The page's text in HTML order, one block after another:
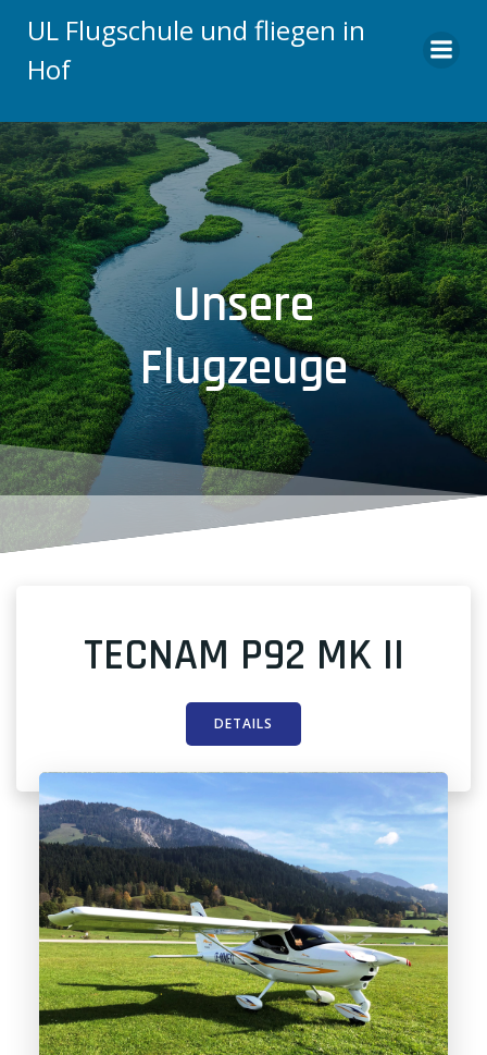
Inhalt
UL Flugschule und fliegen in
Hof
Unsere
Flugzeuge
TECNAM P92 MK II
DETAILS